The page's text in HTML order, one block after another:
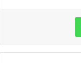
WhatsApp